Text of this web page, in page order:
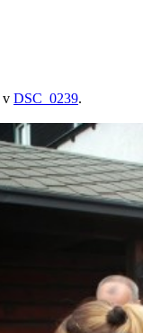
v DSC_0239.